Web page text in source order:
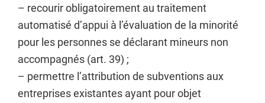
– recourir obligatoirement au traitement
automatisé d’appui à l’évaluation de la minorité
pour les personnes se déclarant mineurs non
accompagnés (art. 39) ;
– permettre l’attribution de subventions aux
entreprises existantes ayant pour objet